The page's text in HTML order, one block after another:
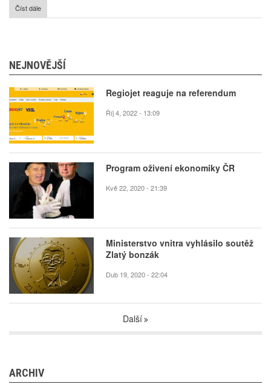
Číst dále
Pyramidy
NEJNOVĚJŠÍ
Regiojet reaguje na referendum
Říj 4, 2022 - 13:09
Program oživení ekonomiky ČR
Kvě 22, 2020 - 21:39
Ministerstvo vnitra vyhlásilo soutěž
Zlatý bonzák
Dub 19, 2020 - 22:04
Další
ARCHIV